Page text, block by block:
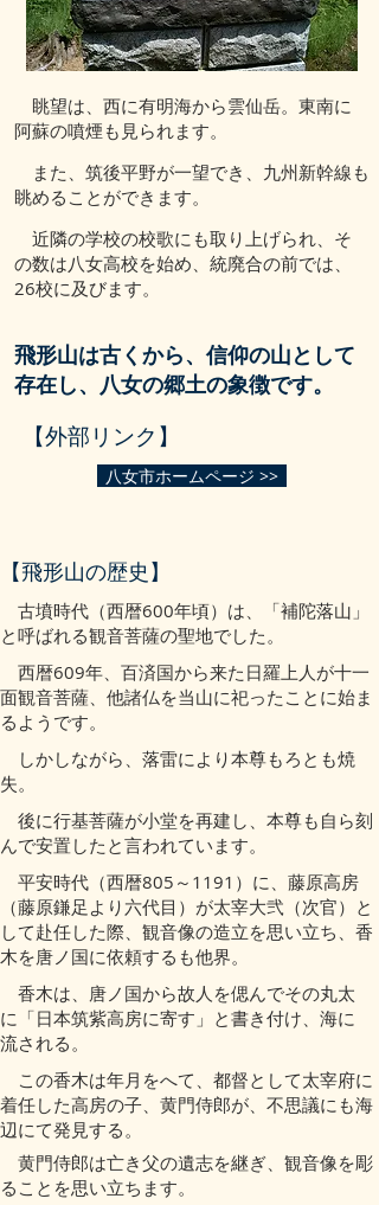
眺望は、西に有明海から雲仙岳。東南に
阿蘇の噴煙も見られます。
また、筑後平野が一望でき、九州新幹線も
眺めることができます。
近隣の学校の校歌にも取り上げられ、そ
の数は八女高校を始め、統廃合の前では、
26校に及びます。
飛形山は古くから、信仰の山として
存在し、八女の郷土の象徴です。
【外部リンク】
八女市ホームページ >>
【​飛形山の歴史】
古墳時代（西暦600年頃）は、「補陀落山」
と呼ばれる観音菩薩の聖地でした。
西暦609年、百済国から来た日羅上人が十一
面観音菩薩、他諸仏を当山に祀ったことに始ま
るようです。
しかしながら、落雷により本尊もろとも焼
失。
後に行基菩薩が小堂を再建し、本尊も自ら刻
んで安置したと言われています。
平安時代（西暦805～1191）に、藤原高房
（藤原鎌足より六代目）が太宰大弐（次官）と
して赴任した際、観音像の造立を思い立ち、香
木を唐ノ国に依頼するも他界。
香木は、唐ノ国から故人を偲んでその丸太
に「日本筑紫高房に寄す」と書き付け、海に
流される。
この香木は年月をへて、都督として太宰府に
着任した高房の子、黄門侍郎が、不思議にも海
辺にて発見する。
黄門侍郎は亡き父の遺志を継ぎ、観音像を彫
ることを思い立ちます。